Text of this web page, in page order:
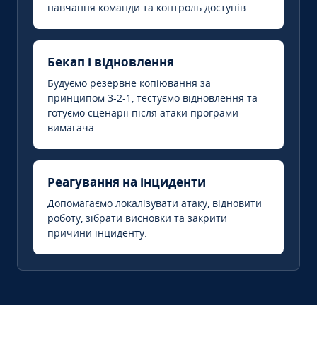
навчання команди та контроль доступів.
Бекап і відновлення
Будуємо резервне копіювання за
принципом 3-2-1, тестуємо відновлення та
готуємо сценарії після атаки програми-
вимагача.
Реагування на інциденти
Допомагаємо локалізувати атаку, відновити
роботу, зібрати висновки та закрити
причини інциденту.